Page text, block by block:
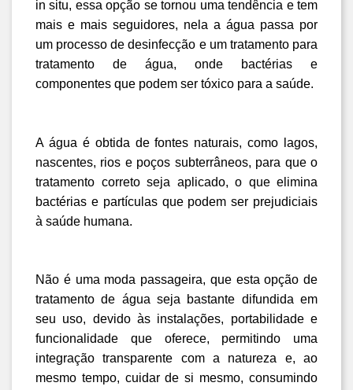
in situ, essa opção se tornou uma tendência e tem
mais e mais seguidores, nela a água passa por
um processo de desinfecção e um tratamento para
tratamento de água, onde bactérias e
componentes que podem ser tóxico para a saúde.
A água é obtida de fontes naturais, como lagos,
nascentes, rios e poços subterrâneos, para que o
tratamento correto seja aplicado, o que elimina
bactérias e partículas que podem ser prejudiciais
à saúde humana.
Não é uma moda passageira, que esta opção de
tratamento de água seja bastante difundida em
seu uso, devido às instalações, portabilidade e
funcionalidade que oferece, permitindo uma
integração transparente com a natureza e, ao
mesmo tempo, cuidar de si mesmo, consumindo